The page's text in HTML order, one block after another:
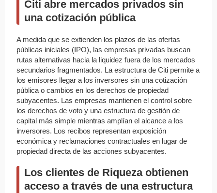
Citi abre mercados privados sin
una cotización pública
A medida que se extienden los plazos de las ofertas
públicas iniciales (IPO), las empresas privadas buscan
rutas alternativas hacia la liquidez fuera de los mercados
secundarios fragmentados. La estructura de Citi permite a
los emisores llegar a los inversores sin una cotización
pública o cambios en los derechos de propiedad
subyacentes. Las empresas mantienen el control sobre
los derechos de voto y una estructura de gestión de
capital más simple mientras amplían el alcance a los
inversores. Los recibos representan exposición
económica y reclamaciones contractuales en lugar de
propiedad directa de las acciones subyacentes.
Los clientes de Riqueza obtienen
acceso a través de una estructura